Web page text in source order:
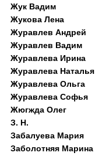
Жук Вадим
Жукова Лена
Журавлев Андрей
Журавлев Вадим
Журавлева Ирина
Журавлева Наталья
Журавлева Ольга
Журавлева Софья
Жюгжда Олег
З. Н.
Забалуева Мария
Заболотняя Марина